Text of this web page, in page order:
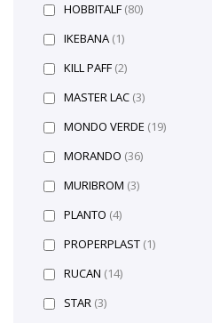
HOBBITALF (80)
IKEBANA (1)
KILL PAFF (2)
MASTER LAC (3)
MONDO VERDE (19)
MORANDO (36)
MURIBROM (3)
PLANTO (4)
PROPERPLAST (1)
RUCAN (14)
STAR (3)